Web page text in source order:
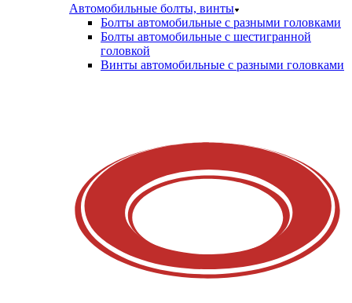
Автомобильные болты, винты
Болты автомобильные с разными головками
Болты автомобильные с шестигранной
головкой
Винты автомобильные с разными головками